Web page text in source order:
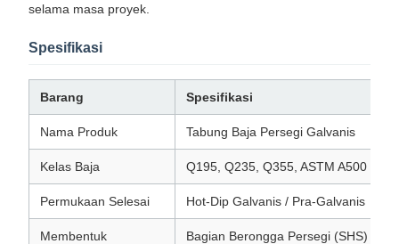
selama masa proyek.
Spesifikasi
Barang Spesifikasi
Nama Produk Tabung Baja Persegi Galvanis
Kelas Baja Q195, Q235, Q355, ASTM A500
Permukaan Selesai Hot-Dip Galvanis / Pra-Galvanis
Membentuk Bagian Berongga Persegi (SHS)